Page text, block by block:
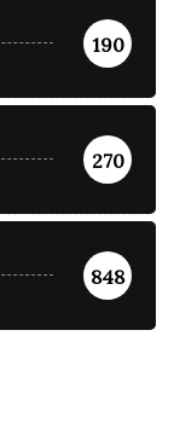
190
270
848